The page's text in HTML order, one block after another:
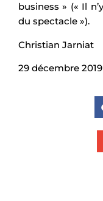
business » (« Il
du spectacle »).
Christian Jarniat
29 décembre 2019